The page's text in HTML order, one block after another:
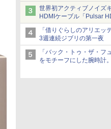
など。夏の特番・配信情
世界初アクティブノイズ
HDMIケーブル「Pulsar
から
「借りぐらしのアリエッ
3週連続ジブリの第一夜
「バック・トゥ・ザ・フ
をモチーフにした腕時計